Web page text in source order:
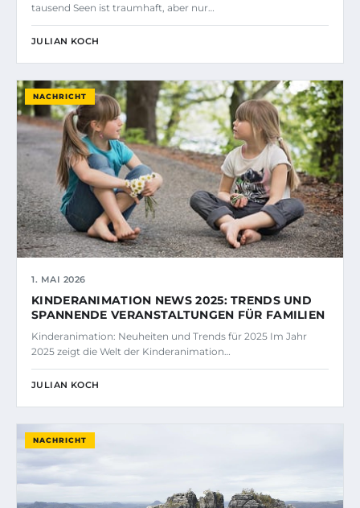
tausend Seen ist traumhaft, aber nur…
JULIAN KOCH
NACHRICHT
1. MAI 2026
KINDERANIMATION NEWS 2025: TRENDS UND
SPANNENDE VERANSTALTUNGEN FÜR FAMILIEN
Kinderanimation: Neuheiten und Trends für 2025 Im Jahr
2025 zeigt die Welt der Kinderanimation…
JULIAN KOCH
NACHRICHT